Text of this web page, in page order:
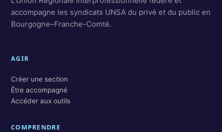
accompagne les syndicats UNSA du privé et du public en
Bourgogne–Franche-Comté.
AGIR
Créer une section
Être accompagné
Accéder aux outils
COMPRENDRE